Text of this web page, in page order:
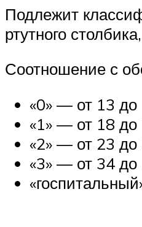
Подлежит
ртутного
Соотношение с
«0» — от 13 до
«1» — от 18 до
«2» — от 23 до
«3» — от 34 до